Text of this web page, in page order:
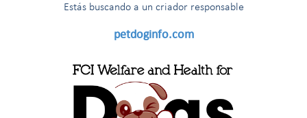
Estás buscando a un criador responsable
petdoginfo.com
Resultados
9-10 de abril 2014 | Fallecimiento del Sr Bernhard
Helsinki - 29-30 October, 2013 | News from the FCI